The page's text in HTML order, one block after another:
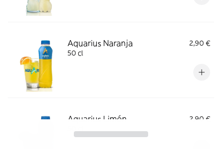
Aquarius Naranja
2,90 €
50 cl
Aquarius Limón
2,90 €